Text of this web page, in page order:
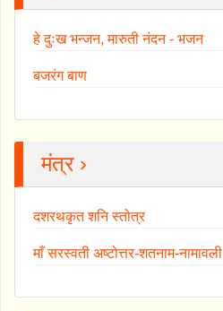
हे दुःख भन्जन, मारुती नंदन - भजन
बजरंग बाण
मंत्र ›
दशरथकृत शनि स्तोत्र
माँ सरस्वती अष्टोत्तर-शतनाम-नामावली